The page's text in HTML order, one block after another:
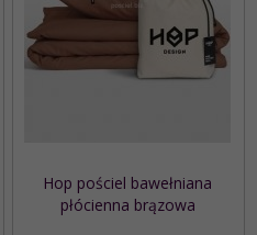
Hop pościel bawełniana
płócienna brązowa